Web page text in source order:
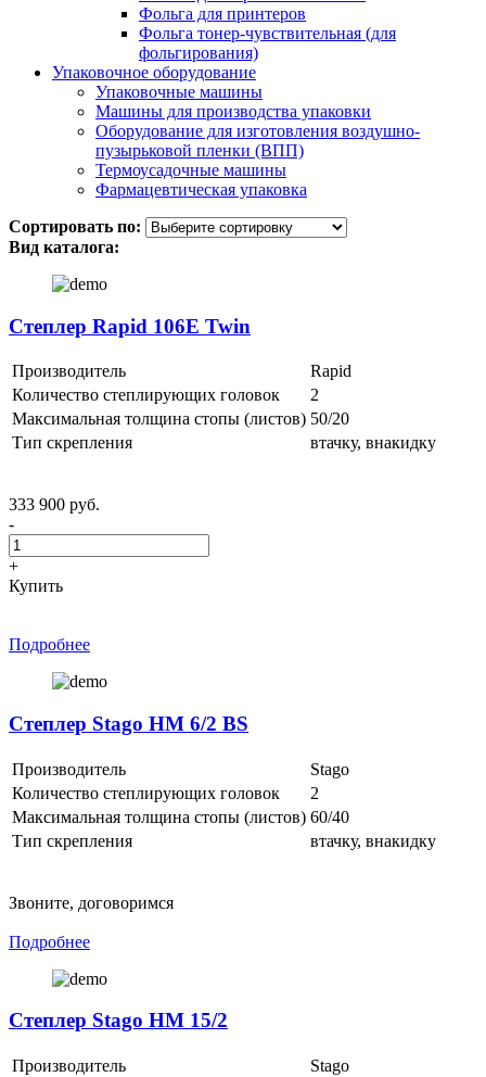
Фольга для принтеров
Фольга тонер-чувствительная (для
фольгирования)
Упаковочное оборудование
Упаковочные машины
Машины для производства упаковки
Оборудование для изготовления воздушно-
пузырьковой пленки (ВПП)
Термоусадочные машины
Фармацевтическая упаковка
Сортировать по:
Вид каталога:
Степлер Rapid 106E Twin
Производитель
Rapid
Количество степлирующих головок
2
Максимальная толщина стопы (листов) 50/20
Тип скрепления
втачку, внакидку
333 900 руб.
-
+
Купить
Подробнее
Степлер Stago HM 6/2 BS
Производитель
Stago
Количество степлирующих головок
2
Максимальная толщина стопы (листов) 60/40
Тип скрепления
втачку, внакидку
Звоните, договоримся
Подробнее
Степлер Stago HM 15/2
Производитель
Stago